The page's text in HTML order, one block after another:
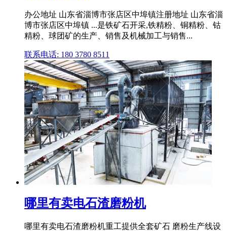
办公地址 山东省淄博市张店区中埠镇注册地址 山东省淄
博市张店区中埠镇 ...是铁矿石开采,铁精粉、铜精粉、钴
精粉、球团矿的生产、销售及机械加工与销售...
联系电话: 180 3780 8511
哪里有卖电石渣磨粉机
哪里有卖电石渣磨粉机重工提供全套矿石 磨粉生产线设